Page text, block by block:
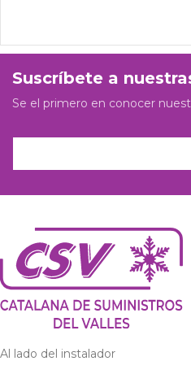
Suscríbete a
Se el primero en conocer
Al lado del instalador